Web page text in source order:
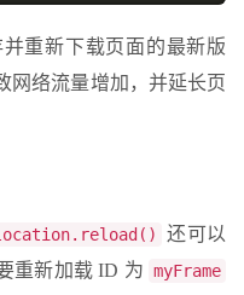
重新下载页面的最新版
网络流量增加，并延长页
还可以
重新加载 ID 为 myFrame